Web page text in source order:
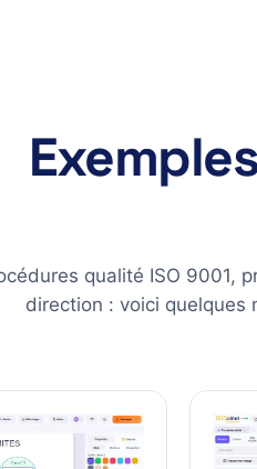
qualité ISO 9001,
direction : voici quelques